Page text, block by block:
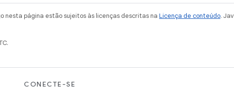
nesta página estão sujeitos às licenças descritas na Licença de conteúdo.
CONECTE-SE